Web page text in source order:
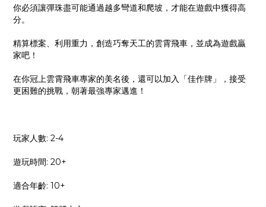
你必須讓彈珠盡可能通過越多彎道和爬坡，才能在遊戲中獲得高
分。
精算標案、利用重力，創造巧奪天工的雲霄飛車，並成為遊戲贏
家吧！
在你冠上雲霄飛車專家的美名後，還可以加入「佳作牌」，接受
更困難的挑戰，朝著最強專家邁進！
玩家人數: 2-4
遊玩時間: 20+
適合年齡: 10+